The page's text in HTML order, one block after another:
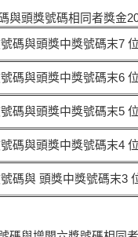
與頭獎號碼相同者獎金
碼與頭獎中獎號碼末7
碼與頭獎中獎號碼末6
碼與頭獎中獎號碼末5
碼與頭獎中獎號碼末4
碼與 頭獎中獎號碼末3